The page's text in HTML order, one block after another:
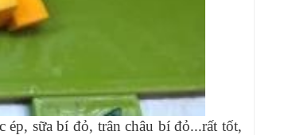
sữa bí đỏ, trân châu bí đỏ...rất tốt,